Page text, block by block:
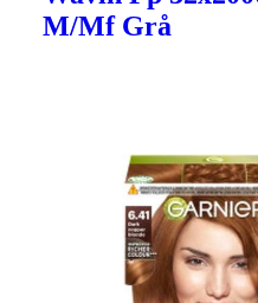
M/Mf Grå